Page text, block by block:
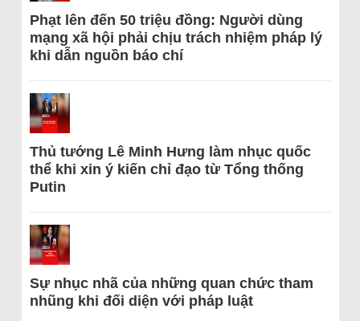
Phạt lên đến 50 triệu đồng: Người dùng
mạng xã hội phải chịu trách nhiệm pháp lý
khi dẫn nguồn báo chí
Thủ tướng Lê Minh Hưng làm nhục quốc
thể khi xin ý kiến chỉ đạo từ Tổng thống
Putin
Sự nhục nhã của những quan chức tham
nhũng khi đối diện với pháp luật